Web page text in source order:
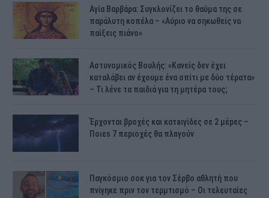
Αγία Βαρβάρα: Συγκλονίζει το θαύμα της σε
παράλυτη κοπέλα – «Αύριο να σηκωθείς να
παίξεις πιάνο»
Αστυνομικός Bουλής: «Κανείς δεν έχει
καταλάβει αν έχουμε ένα σπίτι με δύο τέρατα»
– Τι λένε τα παιδιά για τη μητέρα τους;
Έρχονται βροχές και κατaιγίδες σε 2 μέpες –
Ποιεs 7 πεpιοχές θα πλnγούν
Παγκόσμιο σοκ για τον Σέρβο αθλητή που
πνίγηκε πριν τον τερμτισμό – Οι τελευταίες